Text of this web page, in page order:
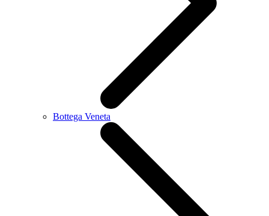
Bottega Veneta